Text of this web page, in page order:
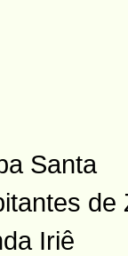
Santa
de
Iriê